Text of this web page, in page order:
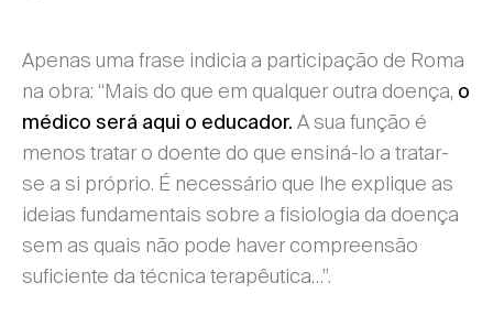
Apenas uma frase indicia a participação de Roma
na obra: “Mais do que em qualquer outra doença, o
médico será aqui o educador. A sua função é
menos tratar o doente do que ensiná-lo a tratar-
se a si próprio. É necessário que lhe explique as
ideias fundamentais sobre a fisiologia da doença
sem as quais não pode haver compreensão
suficiente da técnica terapêutica…”.